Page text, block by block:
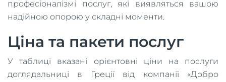
професіоналізмі послуг, які виявляться вашою
надійною опорою у складні моменти.
Ціна та пакети послуг
У таблиці вказані орієнтовні ціни на послуги
доглядальниці в Греції від компанії «Добро